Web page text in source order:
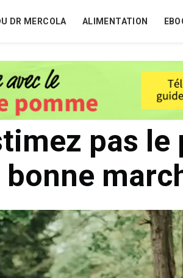
DR MERCOLA ALIMENTATION
pas
bonne